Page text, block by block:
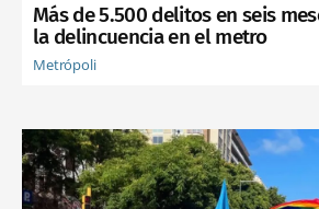
Más de 5.500 delitos en seis
la delincuencia en el metro
Metrópoli